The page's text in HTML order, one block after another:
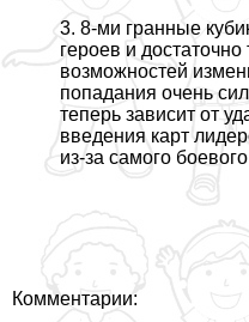
3. 8-ми гранные
героев и достаточно
возможностей
попадания очень
теперь зависит от
введения карт
из-за самого
Комментарии: